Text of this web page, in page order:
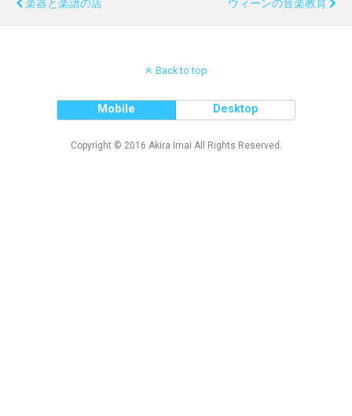
楽器と楽譜の店
ウィーンの音楽教育
Back to top
Mobile Desktop
Copyright © 2016 Akira Imai All Rights Reserved.